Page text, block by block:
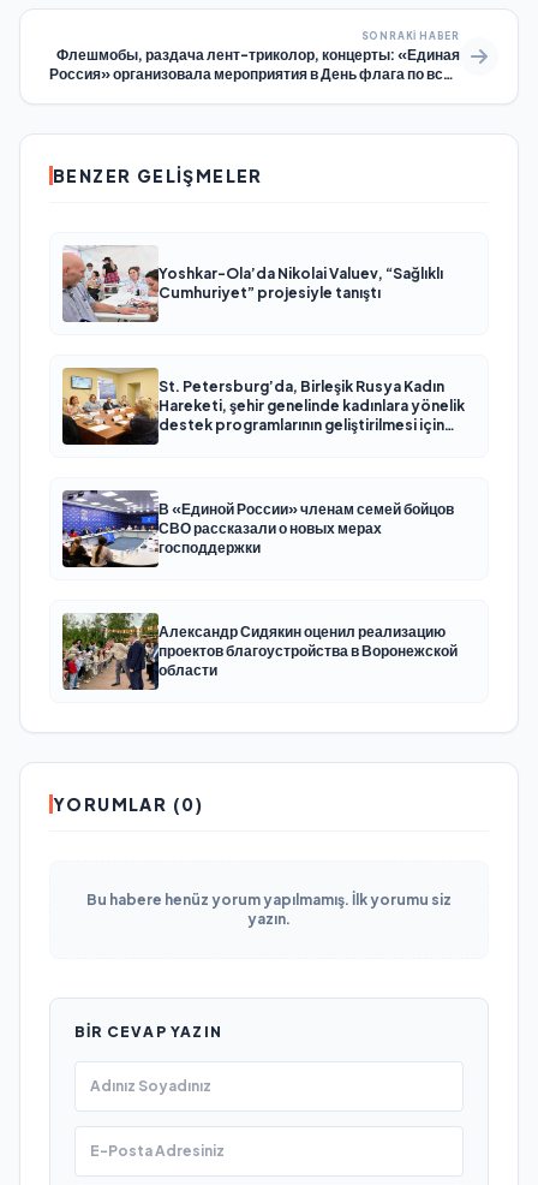
SONRAKI HABER
Флешмобы, раздача лент-триколор, концерты: «Единая
Россия» организовала мероприятия в День флага по всей
BENZER GELIŞMELER
Yoshkar-Ola’da Nikolai Valuev, “Sağlıklı
Cumhuriyet” projesiyle tanıştı
St. Petersburg’da, Birleşik Rusya Kadın
Hareketi, şehir genelinde kadınlara yönelik
destek programlarının geliştirilmesi için
В «Единой России» членам семей бойцов
СВО рассказали о новых мерах
господдержки
Александр Сидякин оценил реализацию
проектов благоустройства в Воронежской
области
YORUMLAR (0)
Bu habere henüz yorum yapılmamış. İlk yorumu siz
yazın.
BIR CEVAP YAZIN